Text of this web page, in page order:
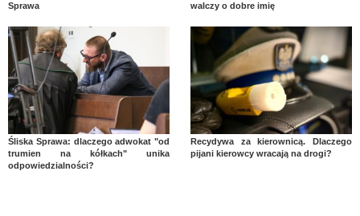
Sprawa
walczy o dobre imię
Śliska Sprawa: dlaczego adwokat "od
trumien na kółkach" unika
odpowiedzialności?
Recydywa za kierownicą. Dlaczego
pijani kierowcy wracają na drogi?